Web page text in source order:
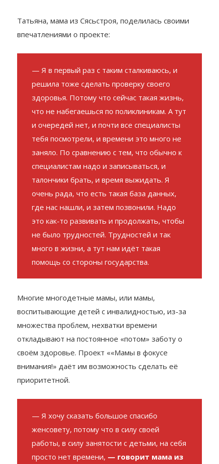
Татьяна, мама из Сясьстроя, поделилась своими
впечатлениями о проекте:
— Я в первый раз с таким сталкиваюсь, и
решила тоже сделать проверку своего
здоровья. Потому что сейчас такая жизнь,
что не набегаешься по поликлиникам. А тут
и очередей нет, и почти все специалисты
тебя посмотрели, и времени это много не
заняло. По сравнению с тем, что обычно к
специалистам надо и записываться, и
талончики брать, и время выжидать. Я
очень рада, что есть такая база данных,
где нас нашли, и затем позвонили. Надо
это как-то развивать и продолжать, чтобы
не было трудностей. Трудностей и так
много в жизни, а тут нам идёт такая
помощь со стороны государства.
Многие многодетные мамы, или мамы,
воспитывающие детей с инвалидностью, из-за
множества проблем, нехватки времени
откладывают на постоянное «потом» заботу о
своём здоровье. Проект ««Мамы в фокусе
внимания!» даёт им возможность сделать её
приоритетной.
— Я хочу сказать большое спасибо
женсовету, потому что в силу своей
работы, в силу занятости с детьми, на себя
просто нет времени, — говорит мама из